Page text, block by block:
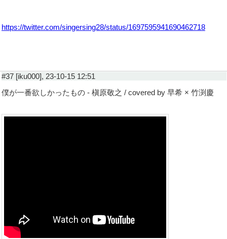
https://twitter.com/singersing28/status/1697595941690462718
#37 [iku000], 23-10-15 12:51
僕が一番欲しかったもの - 槇原敬之 / covered by 早希 × 竹渕慶